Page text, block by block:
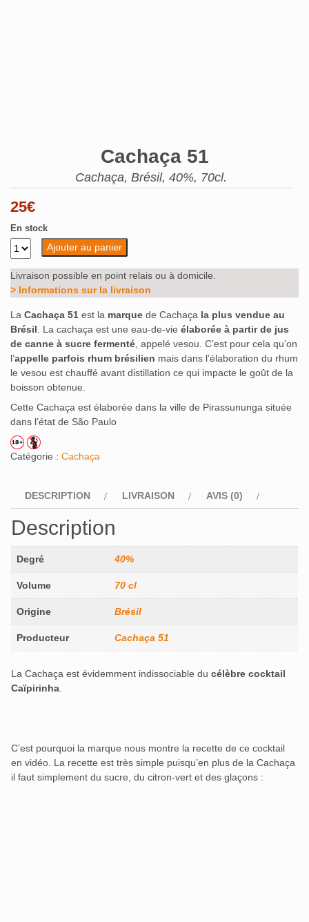
Cachaça 51
Cachaça, Brésil, 40%, 70cl.
25€
En stock
Ajouter au panier
Livraison possible en point relais ou à domicile.
> Informations sur la livraison
La Cachaça 51 est la marque de Cachaça la plus vendue au
Brésil . La cachaça est une eau-de-vie élaborée à partir de jus
de canne à sucre fermenté , appelé vesou. C’est pour cela qu’on
l’appelle parfois rhum brésilien mais dans l’élaboration du rhum
le vesou est chauffé avant distillation ce qui impacte le goût de la
boisson obtenue.
Cette Cachaça est élaborée dans la ville de Pirassununga située
dans l’état de São Paulo
Catégorie : Cachaça
DESCRIPTION LIVRAISON AVIS (0)
Description
Degré 40%
Volume 70 cl
Origine Brésil
Producteur Cachaça 51
La Cachaça est évidemment indissociable du célèbre cocktail
Caïpirinha.
C’est pourquoi la marque nous montre la recette de ce cocktail
en vidéo. La recette est très simple puisqu’en plus de la Cachaça
il faut simplement du sucre, du citron-vert et des glaçons :